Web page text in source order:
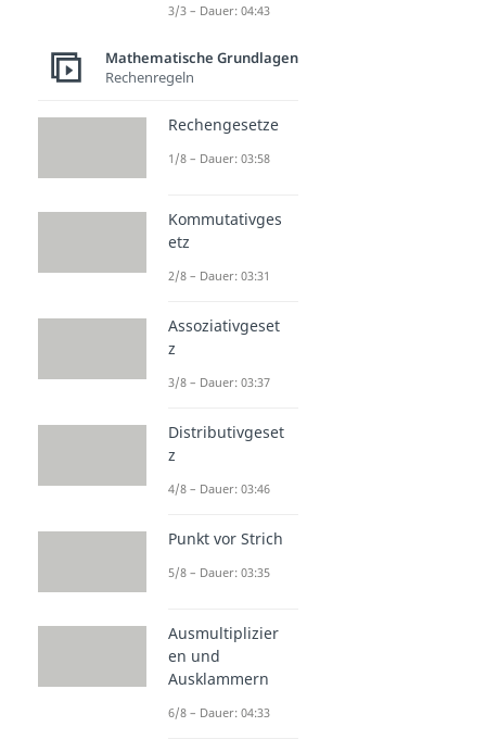
3/3 – Dauer: 04:43
Mathematische Grundlagen
Rechenregeln
Rechengesetze
1/8 – Dauer: 03:58
Kommutativges
etz
2/8 – Dauer: 03:31
Assoziativgeset
z
3/8 – Dauer: 03:37
Distributivgeset
z
4/8 – Dauer: 03:46
Punkt vor Strich
5/8 – Dauer: 03:35
Ausmultiplizier
en und
Ausklammern
6/8 – Dauer: 04:33